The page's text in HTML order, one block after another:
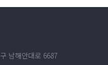
남해안대로 6687